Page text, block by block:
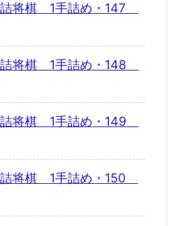
詰将棋 1手詰め・147
詰将棋 1手詰め・148
詰将棋 1手詰め・149
詰将棋 1手詰め・150